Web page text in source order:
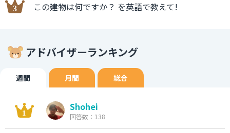
この建物は何ですか？ を英語で教えて!
アドバイザーランキング
週間 月間 総合
Shohei
回答数：138